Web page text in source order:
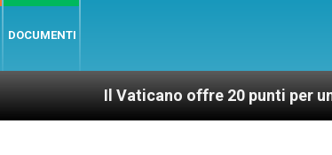
DOCUMENTI
Il Vaticano offre 20 punti per un accesso